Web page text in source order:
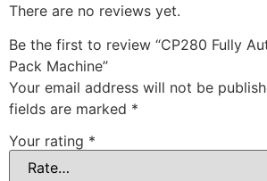
There are no reviews yet.
Be the first to review “CP280 Fully
Pack Machine”
Your email address will not be
fields are marked *
Your rating *